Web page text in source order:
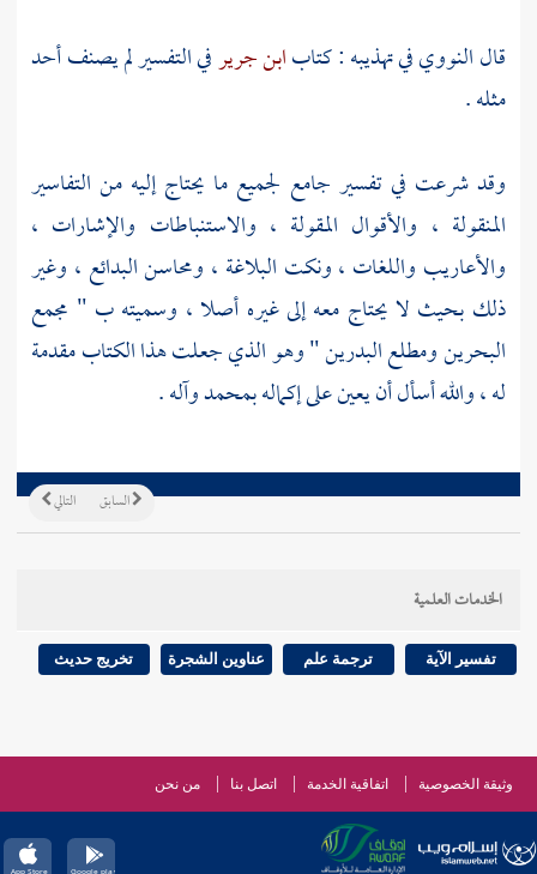
قالالنوويفي تهذيبه : كتابابن جريرفي التفسير لم يصنف أحد
مثله .
وقد شرعت في تفسير جامع لجميع ما يحتاج إليه من التفاسير
المنقولة ، والأقوال المقولة ، والاستنباطات والإشارات ،
والأعاريب واللغات ، ونكت البلاغة ، ومحاسن البدائع ، وغير
ذلك بحيث لا يحتاج معه إلى غيره أصلا ، وسميته ب " مجمع
البحرين ومطلع البدرين " وهو الذي جعلت هذا الكتاب مقدمة
له ، والله أسأل أن يعين على إكماله بمحمد وآله .
التالي السابق
الخدمات العلمية
تفسير الآية ترجمة علم عناوين الشجرة تخريج حديث
وثيقة الخصوصية اتفاقية الخدمة اتصل بنا من نحن